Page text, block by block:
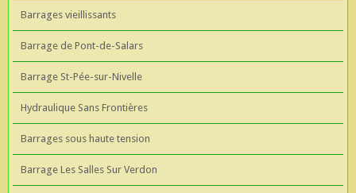
Barrages vieillissants
Barrage de Pont-de-Salars
Barrage St-Pée-sur-Nivelle
Hydraulique Sans Frontières
Barrages sous haute tension
Barrage Les Salles Sur Verdon